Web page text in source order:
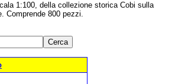
1:100, della collezione storica Cobi sulla
Comprende 800 pezzi.